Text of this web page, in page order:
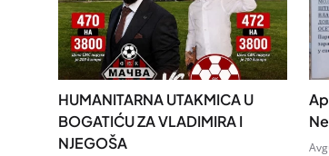
HUMANITARNA UTAKMICA U
BOGATIĆU ZA VLADIMIRA I
NJEGOŠA